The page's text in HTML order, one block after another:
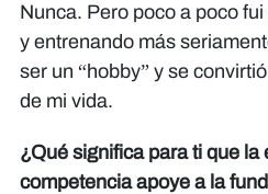
Nunca. Pero poco a poco
y entrenando más
ser un “hobby” y se
de mi vida.
¿Qué significa para ti que la
competencia apoye a la